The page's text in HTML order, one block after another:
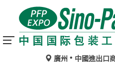
廣州 中國進出口